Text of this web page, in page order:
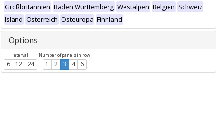
Großbritannien Baden Württemberg Westalpen Belgien Schweiz
Island Österreich Osteuropa Finnland
Options
Intervall
6 12 24
Number of panels in row
1 2 3 4 6